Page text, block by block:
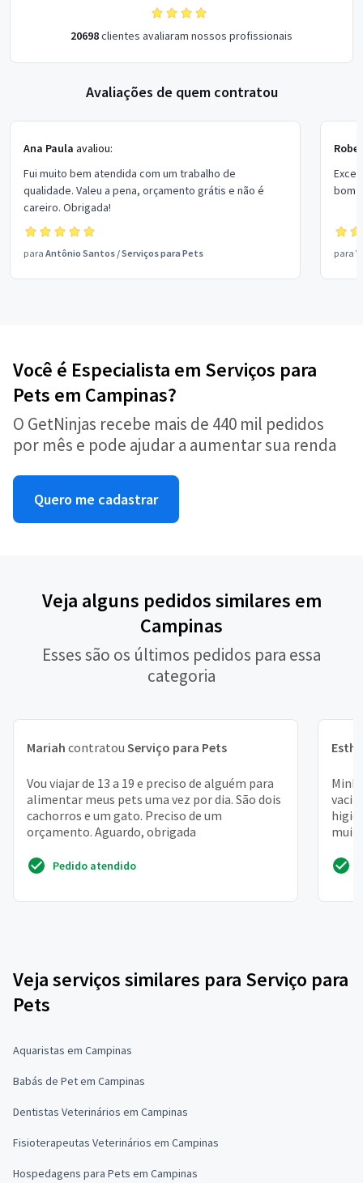
20698clientes avaliaram nossos profissionais
Avaliações de quem contratou
Ana Paula avaliou:
Fui muito bem atendida com um trabalho de
qualidade. Valeu a pena, orçamento grátis e não é
careiro. Obrigada!
para Antônio Santos /Serviços para Pets
bom
para
Você é Especialista em Serviços para
Pets em Campinas?
O GetNinjas recebe mais de 440 mil pedidos
por mês e pode ajudar a aumentar sua renda
Quero me cadastrar
Veja alguns pedidos similares em
Campinas
Esses são os últimos pedidos para essa
categoria
Mariah contratou Serviço para Pets
Vou viajar de 13 a 19 e preciso de alguém para
alimentar meus pets uma vez por dia. São dois
cachorros e um gato. Preciso de um
orçamento. Aguardo, obrigada
Pedido atendido
Veja serviços similares para Serviço para
Pets
Aquaristas em Campinas
Babás de Pet em Campinas
Dentistas Veterinários em Campinas
Fisioterapeutas Veterinários em Campinas
Hospedagens para Pets em Campinas